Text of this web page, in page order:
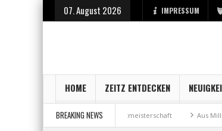
07. August 2026 IMPRESSUM
HOME ZEITZ ENTDECKEN
BREAKING NEWS
Bronzemedaille bei Weltmeisterschaft Aus Millennium